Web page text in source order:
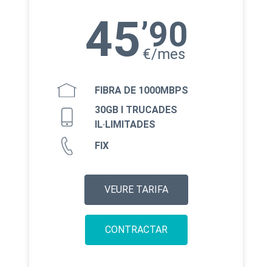
45’90
€/mes
FIBRA DE 1000MBPS
30GB I TRUCADES
IL·LIMITADES
FIX
VEURE TARIFA
CONTRACTAR